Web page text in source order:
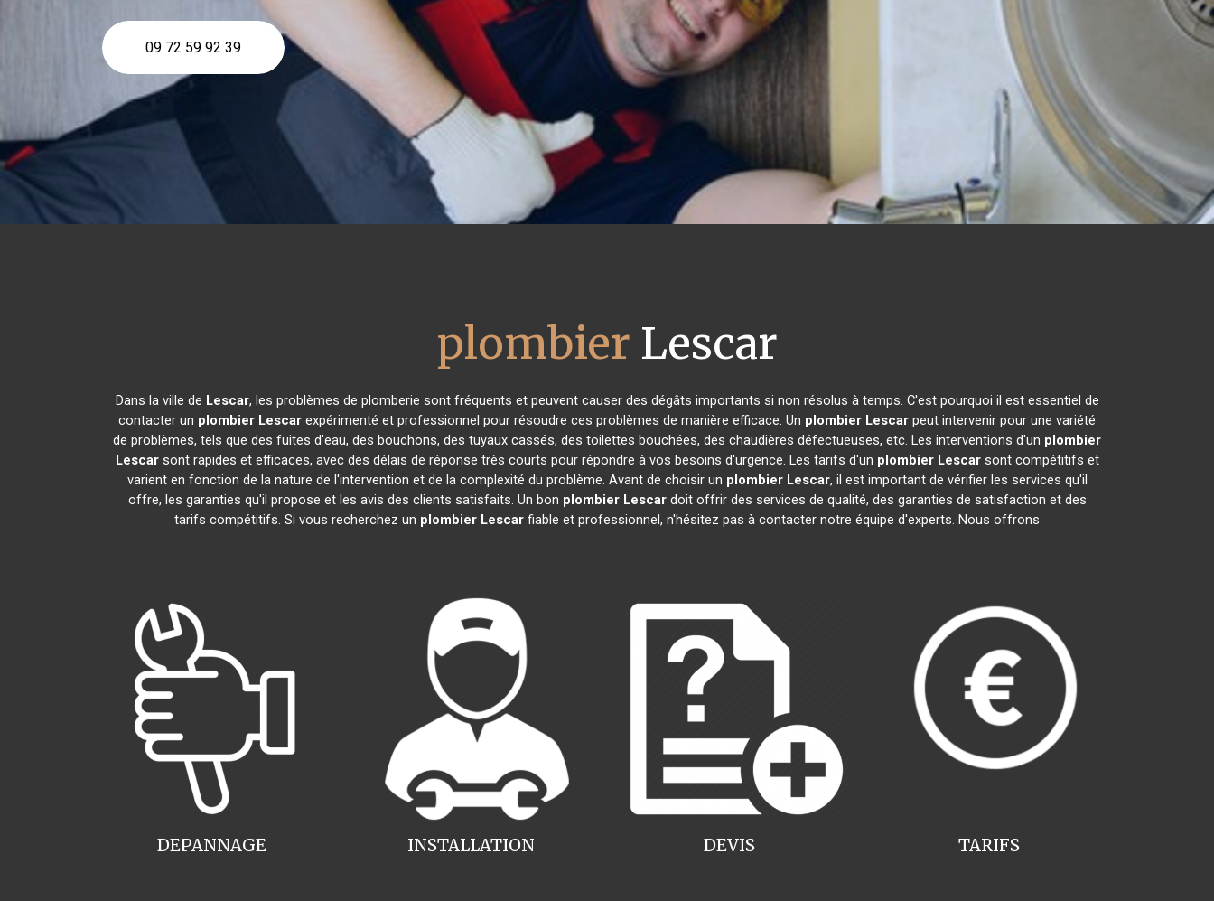
09 72 59 92 39
plombier Lescar
Dans la ville de Lescar, les problèmes de plomberie sont fréquents et peuvent causer des dégâts importants si non résolus à temps. C'est pourquoi il est essentiel de
contacter un plombier Lescar expérimenté et professionnel pour résoudre ces problèmes de manière efficace. Un plombier Lescar peut intervenir pour une variété
de problèmes, tels que des fuites d'eau, des bouchons, des tuyaux cassés, des toilettes bouchées, des chaudières défectueuses, etc. Les interventions d'un plombier
Lescarsont rapides et efficaces, avec des délais de réponse très courts pour répondre à vos besoins d'urgence. Les tarifs d'un plombier Lescarsont compétitifs et
varient en fonction de la nature de l'intervention et de la complexité du problème. Avant de choisir un plombier Lescar, il est important de vérifier les services qu'il
offre, les garanties qu'il propose et les avis des clients satisfaits. Un bon plombier Lescardoit offrir des services de qualité, des garanties de satisfaction et des
tarifs compétitifs. Si vous recherchez un plombier Lescar fiable et professionnel, n'hésitez pas à contacter notre équipe d'experts. Nous offrons
INSTALLATION
DEPANNAGE TARIFS
DEVIS